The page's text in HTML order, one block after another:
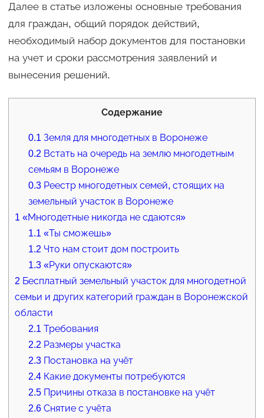
Далее в статье изложены основные требования
для граждан, общий порядок действий,
необходимый набор документов для постановки
на учет и сроки рассмотрения заявлений и
вынесения решений.
Содержание
0.1 Земля для многодетных в Воронеже
0.2 Встать на очередь на землю многодетным
семьям в Воронеже
0.3 Реестр многодетных семей, стоящих на
земельный участок в Воронеже
1 «Многодетные никогда не сдаются»
1.1 «Ты сможешь»
1.2 Что нам стоит дом построить
1.3 «Руки опускаются»
2 Бесплатный земельный участок для многодетной
семьи и других категорий граждан в Воронежской
области
2.1 Требования
2.2 Размеры участка
2.3 Постановка на учёт
2.4 Какие документы потребуются
2.5 Причины отказа в постановке на учёт
2.6 Снятие с учёта